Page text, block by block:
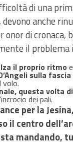
di una
anche
di cronaca,
il problema
il proprio ritmo
sulla
volo.
questa volta
dei pali.
per la
il centro
mandando,